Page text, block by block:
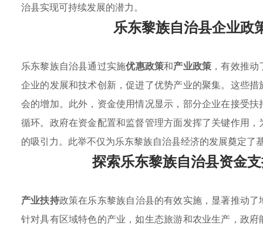
治县实现可持续发展的潜力。
乐东黎族自治县企业政
乐东黎族自治县通过实施优惠政策和产业政策 ，有效推
企业的发展和技术创新，促进了优势产业的聚集。这些
会的增加。此外，资金使用情况显示，部分企业在接受
循环。政府在资金配置和监督管理方面发挥了关键作用
的吸引力。此举不仅为乐东黎族自治县经济的发展奠定了
探索乐东黎族自治县资金
产业扶持政策在乐东黎族自治县的有效实施，显著推动
针对具有区域特色的产业，如生态旅游和农业生产，政